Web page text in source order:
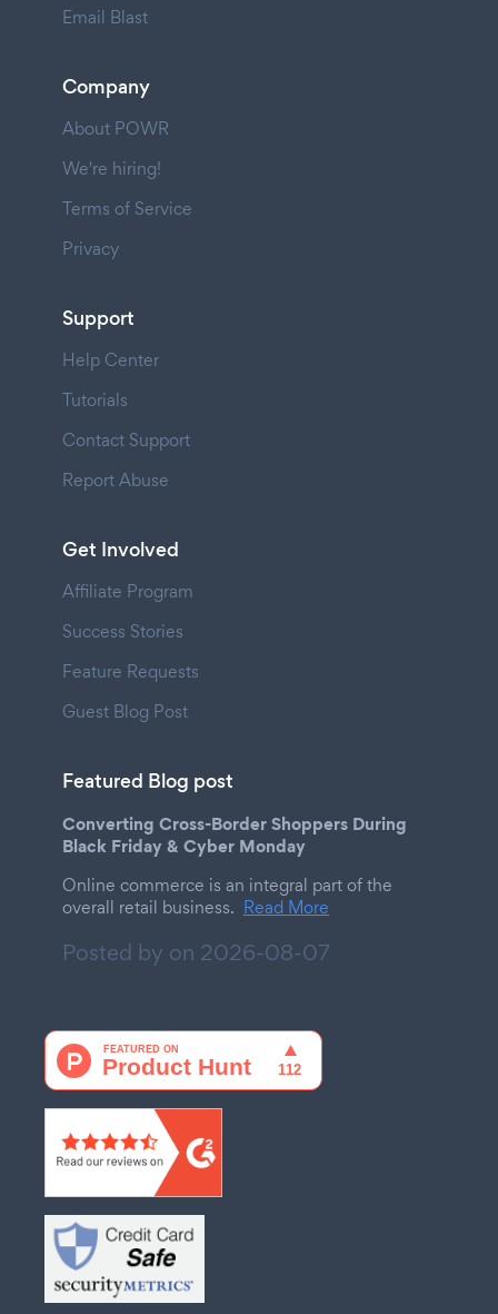
Email Blast
Company
About POWR
We're hiring!
Terms of Service
Privacy
Support
Help Center
Tutorials
Contact Support
Report Abuse
Get Involved
Affiliate Program
Success Stories
Feature Requests
Guest Blog Post
Featured Blog post
Converting Cross-Border Shoppers During
Black Friday & Cyber Monday
Online commerce is an integral part of the
overall retail business. Read More
Posted by on 2026-08-07